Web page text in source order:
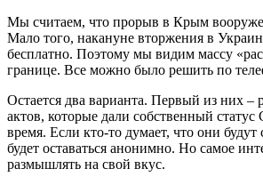
Мы считаем, что прорыв в Крым
Мало того, накануне вторжения в
бесплатно. Поэтому мы видим массу
границе. Все можно было решить по
Остается два варианта. Первый из них
актов, которые дали собственный
время. Если кто-то думает, что они
будет оставаться анонимно. Но самое
размышлять на свой вкус.